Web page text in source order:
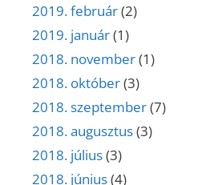
2019. február(2)
2019. január(1)
2018. november(1)
2018. október(3)
2018. szeptember(7)
2018. augusztus(3)
2018. július(3)
2018. június(4)